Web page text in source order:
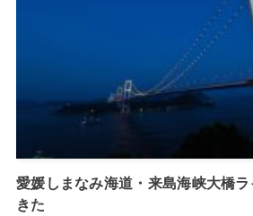
愛媛しまなみ海道・来島海峡大橋
きた